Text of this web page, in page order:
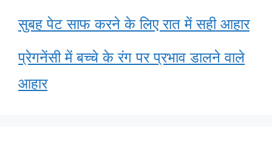
सुबह पेट साफ करने के लिए रात में सही आहार
प्रेगनेंसी में बच्चे के रंग पर प्रभाव डालने वाले
आहार